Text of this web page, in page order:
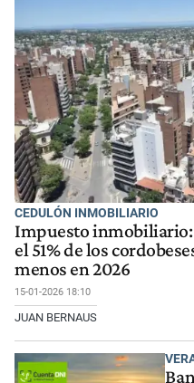
CEDULÓN INMOBILIARIO
Impuesto inmobiliario:
el 51% de los
menos en 2026
15-01-2026 18:10
JUAN BERNAUS